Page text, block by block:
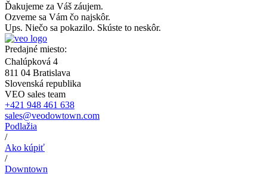
Ďakujeme za Váš záujem.
Ozveme sa Vám čo najskôr.
Ups. Niečo sa pokazilo. Skúste to neskôr.
Predajné miesto:
Chalúpková 4
811 04 Bratislava
Slovenská republika
VEO sales team
+421 948 461 638
sales@veodowtown.com
Podlažia
/
Ako kúpiť
/
Downtown